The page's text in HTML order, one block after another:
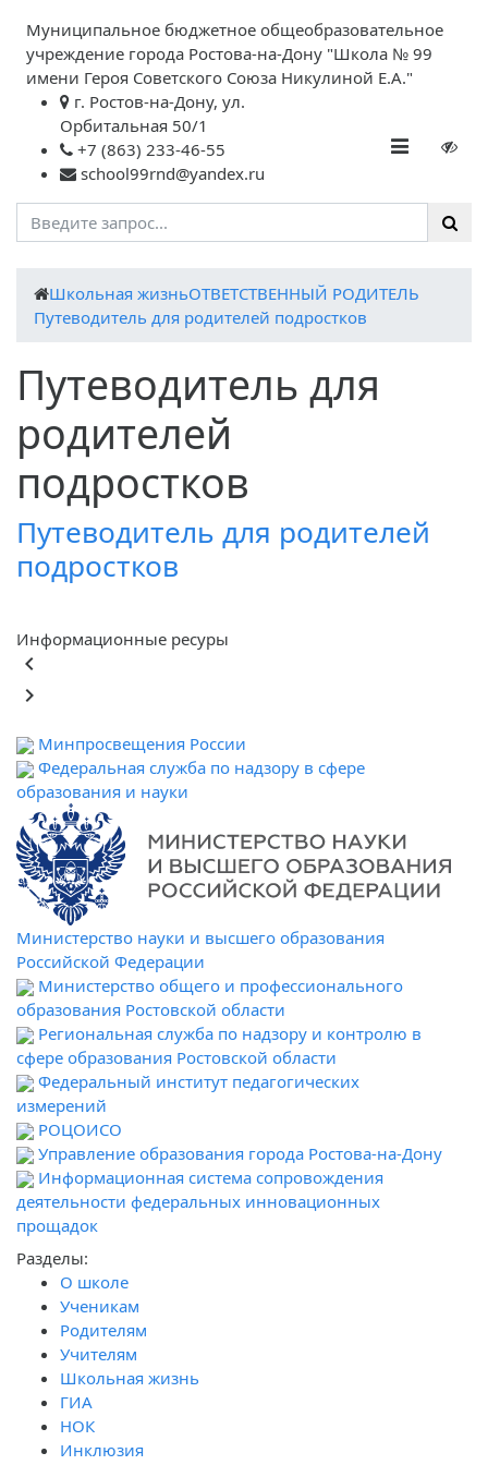
Муниципальное бюджетное общеобразовательное
учреждение города Ростова-на-Дону "Школа № 99
имени Героя Советского Союза Никулиной Е.А."
г. Ростов-на-Дону, ул.
Орбитальная 50/1
+7 (863) 233-46-55
school99rnd@yandex.ru
Школьная жизньОТВЕТСТВЕННЫЙ РОДИТЕЛЬ
Путеводитель для родителей подростков
Путеводитель для
родителей
подростков
Путеводитель для родителей
подростков
Информационные ресуры
keyboard_arrow_left
keyboard_arrow_right
Минпросвещения России
Федеральная служба по надзору в сфере
образования и науки
Министерство науки и высшего образования
Российской Федерации
Министерство общего и профессионального
образования Ростовской области
Региональная служба по надзору и контролю в
сфере образования Ростовской области
Федеральный институт педагогических
измерений
РОЦОИСО
Управление образования города Ростова-на-Дону
Информационная система сопровождения
деятельности федеральных инновационных
прощадок
Разделы:
О школе
Ученикам
Родителям
Учителям
Школьная жизнь
ГИА
НОК
Инклюзия